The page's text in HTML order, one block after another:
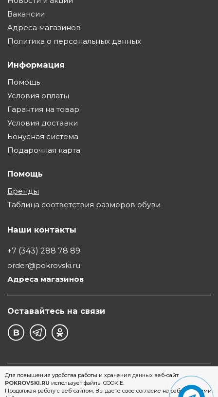
Для повышения удобства работы и хранения данных веб-сайт
POKROVSKI.RU использует файлы COOKIE.
Продолжая работу с веб-сайтом, Вы даете свое согласие на работу с этими
Вакансии
Адреса магазинов
Политика о персональных данных
Информация
Помощь
Условия оплаты
Гарантия на товар
Условия доставки
Бонусная система
Подарочная карта
Помощь
Бренды
Таблица соответствия размеров обуви
Наши контакты
+7 (343) 288 78 89
order@pokrovski.ru
Адреса магазинов
Оставайтесь на связи
©1997 - 2026 Обувной Дом "Покровский" - сеть
магазинов обуви в Екатеринбурге